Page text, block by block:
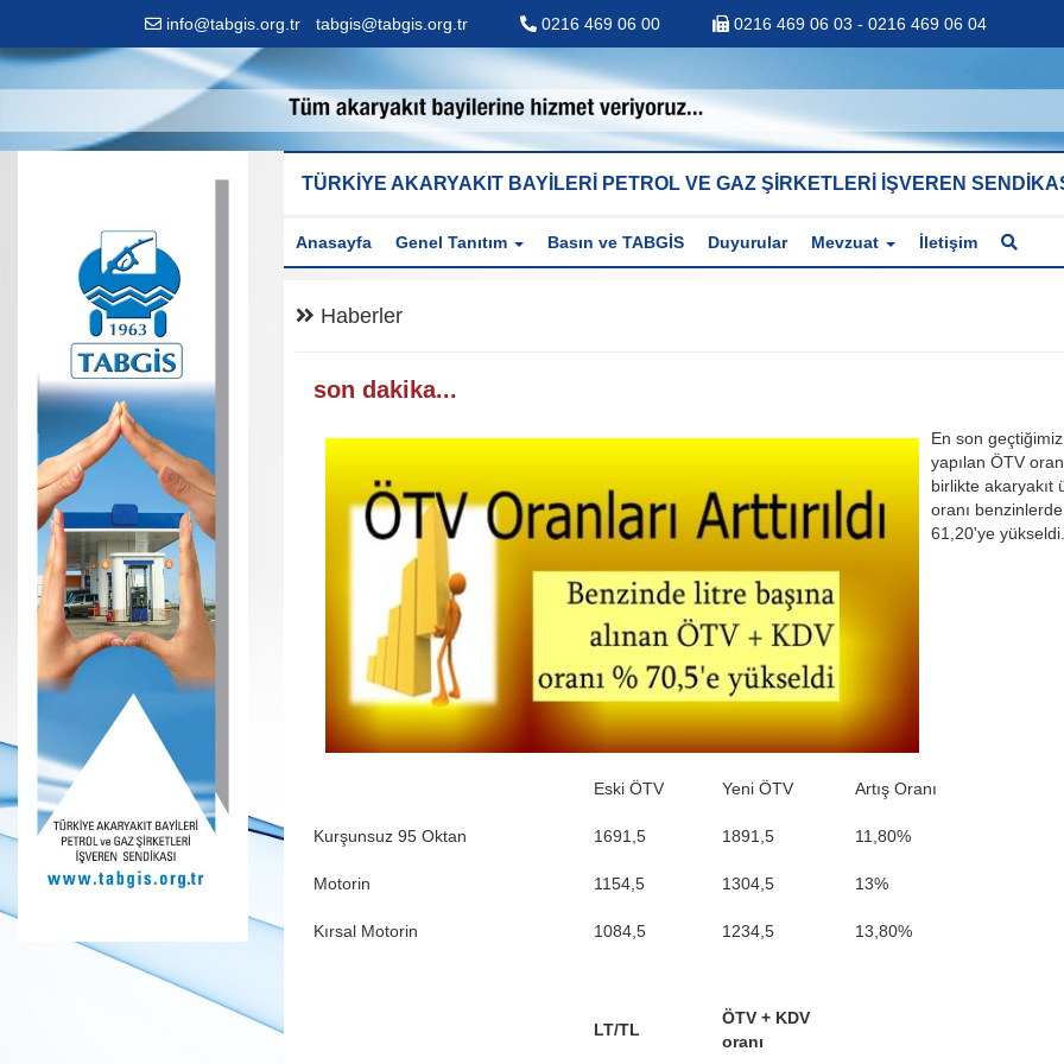
info@tabgis.org.tr - tabgis@tabgis.org.tr 0216 469 06 00 0216 469 06 03 - 0216 469 06 04
TÜRKİYE AKARYAKIT BAYİLERİ PETROL VE GAZ ŞİRKETLERİ İŞVEREN
Anasayfa Genel Tanıtım Basın ve TABGİS Duyurular Mevzuat İletişim
Haberler
son dakika...
En son
yapılan ÖTV
birlikte akaryakıt
oranı
61,20'ye yükseldi.
Eski ÖTV Yeni ÖTV Artış Oranı
Kurşunsuz 95 Oktan 1691,5 1891,5 11,80%
Motorin 1154,5 1304,5 13%
Kırsal Motorin 1084,5 1234,5 13,80%
LT/TL
ÖTV + KDV
oranı